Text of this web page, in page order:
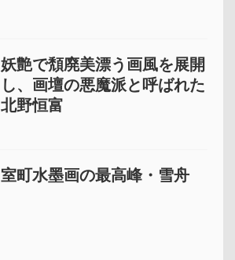
妖艶で頽廃美漂う画風を展開
し、画壇の悪魔派と呼ばれた
北野恒富
室町水墨画の最高峰・雪舟